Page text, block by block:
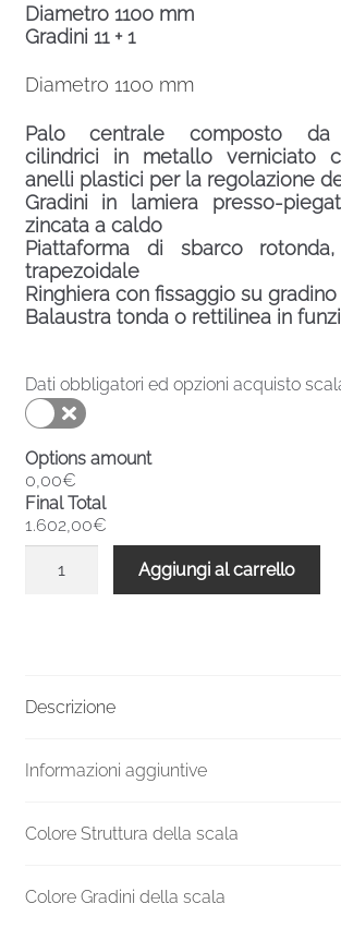
Diametro 1100 mm
Gradini 11 + 1
Diametro 1100 mm
Palo centrale composto da
cilindrici in metallo verniciato
anelli plastici per la regolazione
Gradini in lamiera presso-
zincata a caldo
Piattaforma di sbarco
trapezoidale
Ringhiera con fissaggio su gradino
Balaustra tonda o rettilinea in
Dati obbligatori ed opzioni acquisto
Options amount
0,00€
Final Total
1.602,00€
2729
1100
quantità
Aggiungi al carrello
Descrizione
Informazioni aggiuntive
Colore Struttura della scala
Colore Gradini della scala